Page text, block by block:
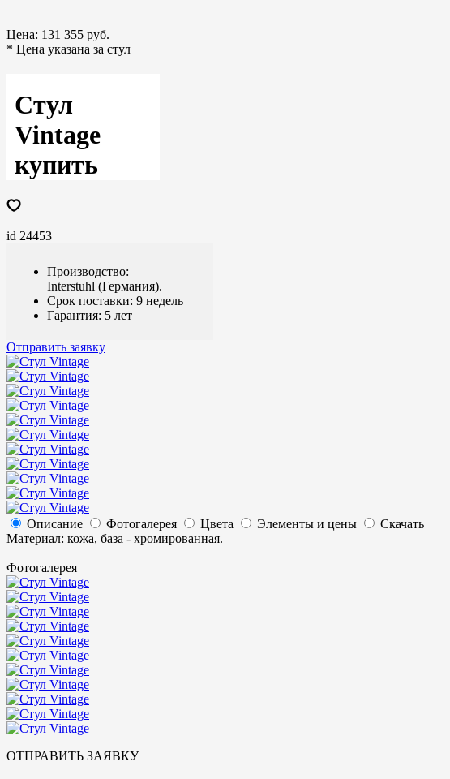
Цена: 131 355 руб.
* Цена указана за стул
Стул
Vintage
купить
id 24453
Производство:
Interstuhl (Германия).
Срок поставки: 9 недель
Гарантия: 5 лет
Отправить заявку
Описание Фотогалерея Цвета Элементы и цены
Скачать
Материал: кожа, база - хромированная.
Фотогалерея
ОТПРАВИТЬ ЗАЯВКУ